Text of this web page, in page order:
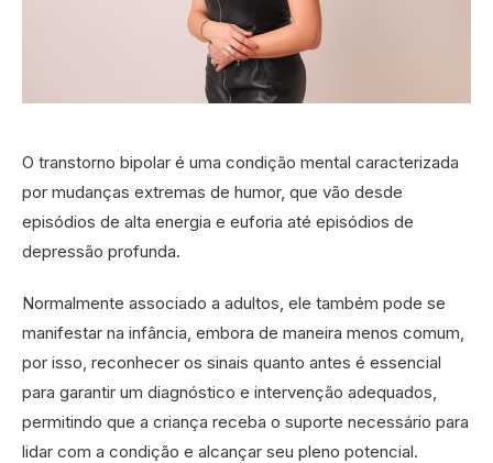
O transtorno bipolar é uma condição mental caracterizada
por mudanças extremas de humor, que vão desde
episódios de alta energia e euforia até episódios de
depressão profunda.
Normalmente associado a adultos, ele também pode se
manifestar na infância, embora de maneira menos comum,
por isso, reconhecer os sinais quanto antes é essencial
para garantir um diagnóstico e intervenção adequados,
permitindo que a criança receba o suporte necessário para
lidar com a condição e alcançar seu pleno potencial.